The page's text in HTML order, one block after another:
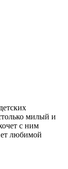
милый и
с ним
любимой